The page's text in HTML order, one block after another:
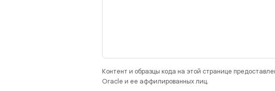
Контент и образцы кода на этой странице
Oracle и ее аффилированных лиц.